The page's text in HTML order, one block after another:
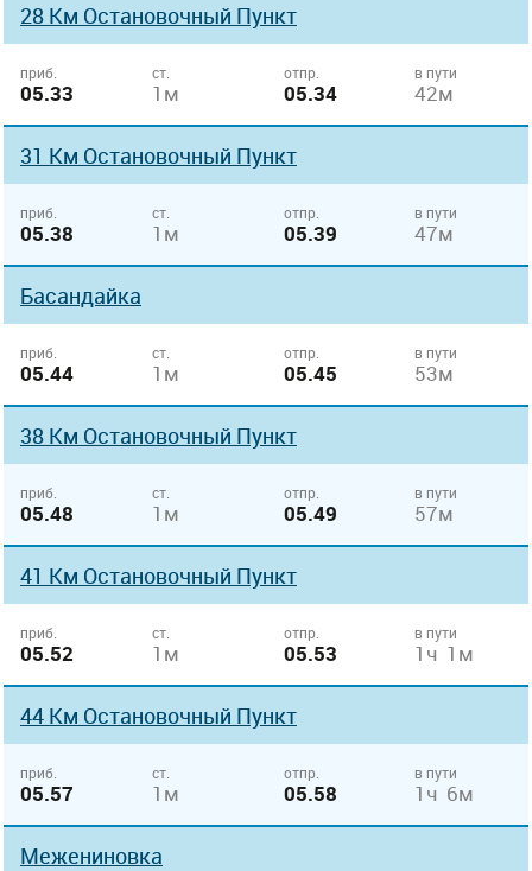
28 Км Остановочный Пункт
приб.
05.33
ст.
1м
отпр.
05.34
в пути
42м
31 Км Остановочный Пункт
приб.
05.38
ст.
1м
отпр.
05.39
в пути
47м
Басандайка
приб.
05.44
ст.
1м
отпр.
05.45
в пути
53м
38 Км Остановочный Пункт
приб.
05.48
ст.
1м
отпр.
05.49
в пути
57м
41 Км Остановочный Пункт
приб.
05.52
ст.
1м
отпр.
05.53
в пути
1ч 1м
44 Км Остановочный Пункт
приб.
05.57
ст.
1м
отпр.
05.58
в пути
1ч 6м
Межениновка